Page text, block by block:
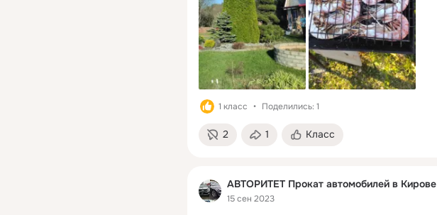
1 класс Поделились: 1
2 1 Класс
АВТОРИТЕТ Прокат автомобилей в Кирове
15 сен 2023